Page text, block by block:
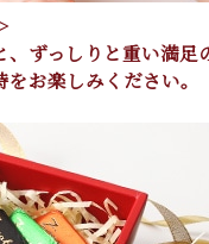
、ずっしりと重い満足
お楽しみください。